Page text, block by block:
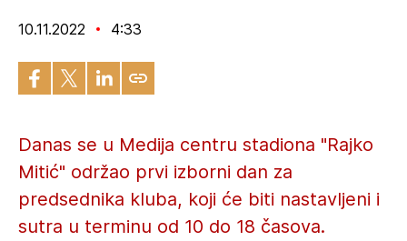
10.11.2022 4:33
Danas se u Medija centru stadiona "Rajko
Mitić" održao prvi izborni dan za
predsednika kluba, koji će biti nastavljeni i
sutra u terminu od 10 do 18 časova.